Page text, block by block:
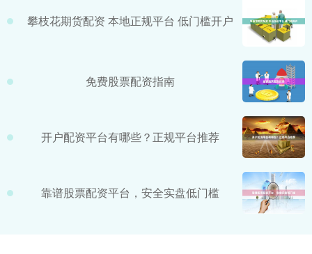
攀枝花期货配资 本地正规平台 低门槛开户
免费股票配资指南
开户配资平台有哪些？正规平台推荐
靠谱股票配资平台，安全实盘低门槛